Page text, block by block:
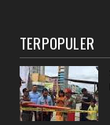
TERPOPULER